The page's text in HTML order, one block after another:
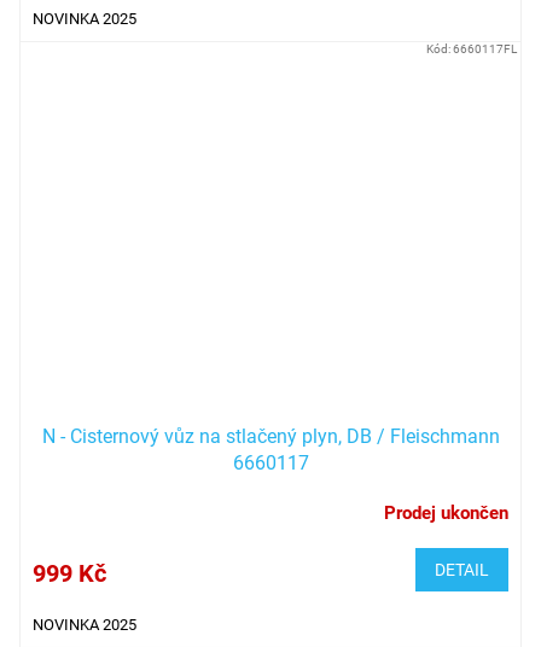
NOVINKA 2025
N - Cisternový vůz na stlačený plyn, DB / Fleischmann
6660117
Prodej ukončen
999 Kč DETAIL
NOVINKA 2025
Kód:6660117FL